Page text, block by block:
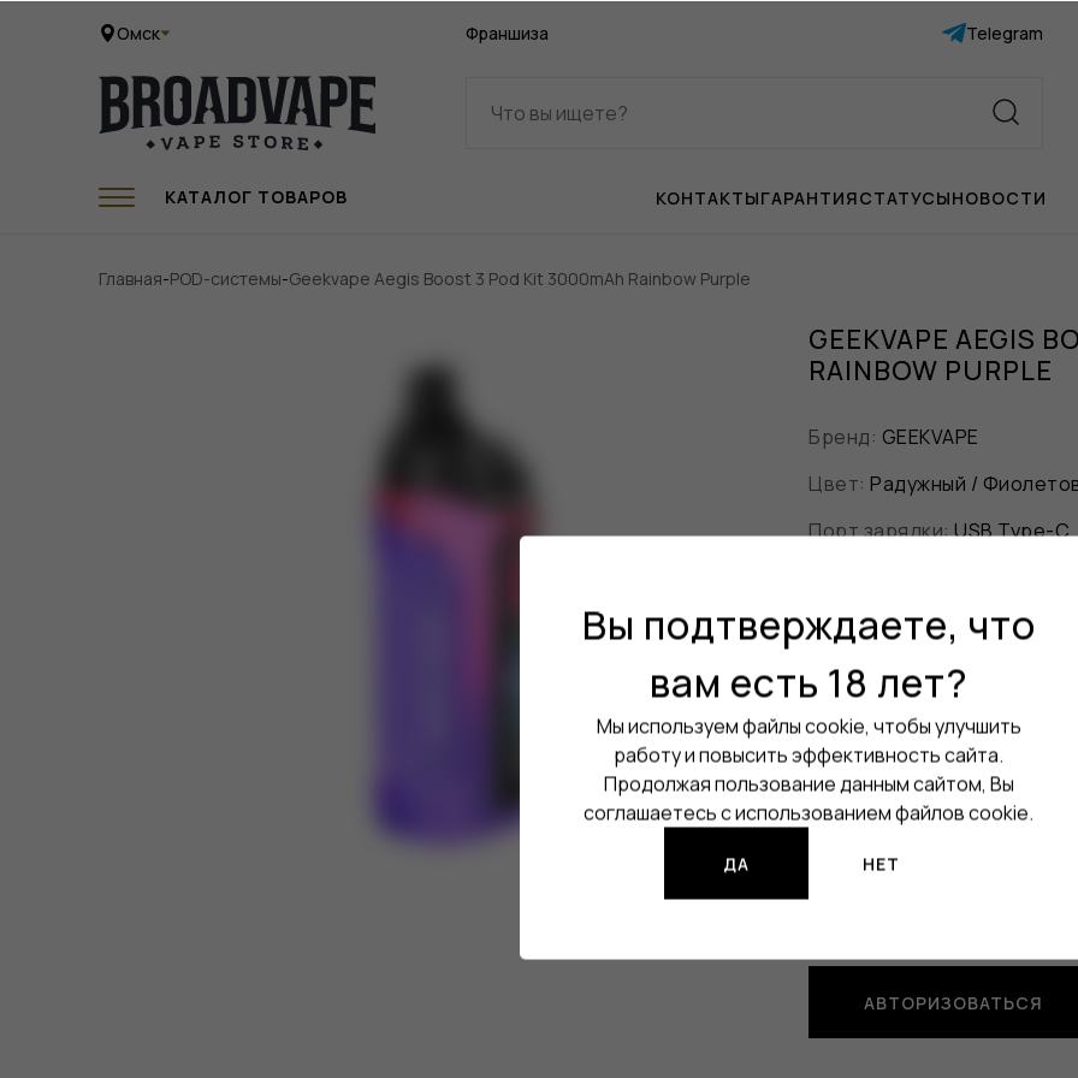
Омск Франшиза Telegram
КАТАЛОГ ТОВАРОВ КОНТАКТЫГАРАНТИЯСТАТУСЫНОВОСТИ
Главная-POD-системы-Geekvape Aegis Boost 3 Pod Kit 3000mAh Rainbow Purple
GEEKVAPE AEGIS
RAINBOW PURPLE
Бренд: GEEKVAPE
Цвет: Радужный /
Порт зарядки:USB Type-C
Регулировка мощности:
Аккумулятор:Встроенный
Ёмкость аккумулятора:
Все характеристики
Изображения продукции могут
3 590 ₽
АВТОРИЗОВАТЬСЯ
Вы подтверждаете, что
вам есть 18 лет?
Мы используем файлы cookie, чтобы улучшить
работу и повысить эффективность сайта.
Продолжая пользование данным сайтом, Вы
соглашаетесь с использованием файлов cookie.
ДА НЕТ